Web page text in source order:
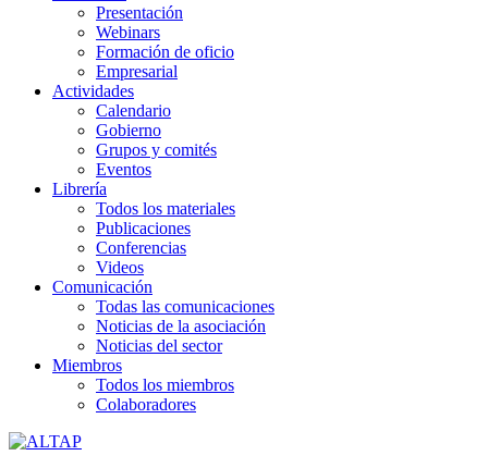
Presentación
Webinars
Formación de oficio
Empresarial
Actividades
Calendario
Gobierno
Grupos y comités
Eventos
Librería
Todos los materiales
Publicaciones
Conferencias
Videos
Comunicación
Todas las comunicaciones
Noticias de la asociación
Noticias del sector
Miembros
Todos los miembros
Colaboradores